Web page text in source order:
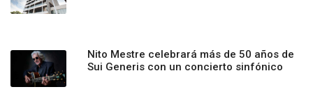
Nito Mestre celebrará más de 50 años de
Sui Generis con un concierto sinfónico